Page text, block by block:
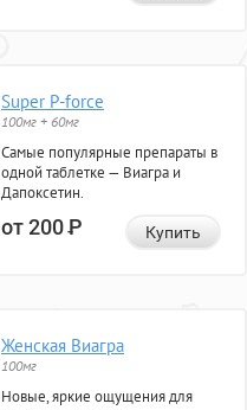
Super P-force
100мг + 60мг
Самые популярные препараты в
одной таблетке — Виагра и
Дапоксетин.
от 200Р Купить
Женская Виагра
100мг
Новые, яркие ощущения для